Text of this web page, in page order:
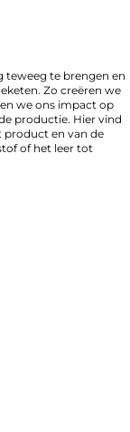
teweeg te brengen en
Zo creëren we
we ons impact op
productie. Hier vind
product en van de
of het leer tot